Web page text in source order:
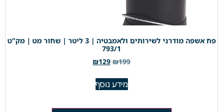
פח אשפה מודרני לשירותים ולאמבטיה | 3 ליטר | שחור מט | מק"ט
793/1
₪199
₪129
מידע נוסף